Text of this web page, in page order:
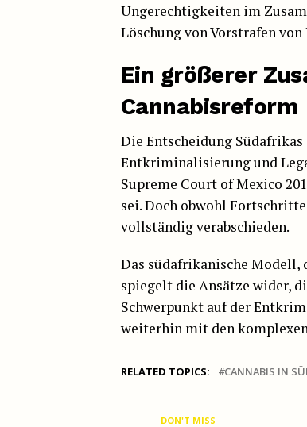
Ungerechtigkeiten im
Löschung von Vorstrafen
Ein größerer
Cannabisreform
Die Entscheidung
Entkriminalisierung und
Supreme Court of Mexico
sei. Doch obwohl
vollständig verabschieden.
Das südafrikanische Modell,
spiegelt die Ansätze wider,
Schwerpunkt auf der
weiterhin mit den
RELATED TOPICS: CANNABIS IN
DON'T MISS